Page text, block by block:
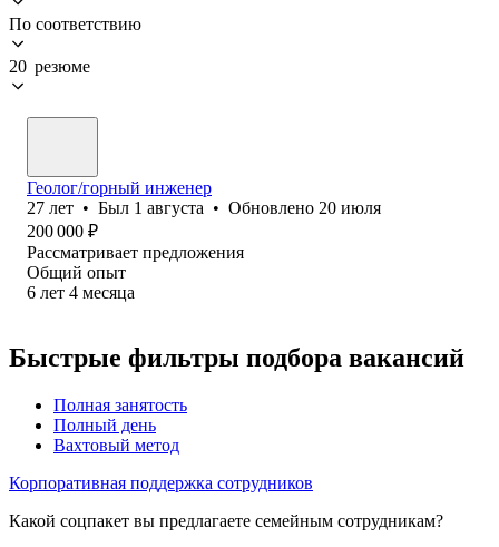
По соответствию
20 резюме
Геолог/горный инженер
27 лет • Был 1 августа • Обновлено 20 июля
200 000 ₽
Рассматривает предложения
Общий опыт
6 лет 4 месяца
Быстрые фильтры подбора вакансий
Полная занятость
Полный день
Вахтовый метод
Корпоративная поддержка сотрудников
Какой соцпакет вы предлагаете семейным сотрудникам?